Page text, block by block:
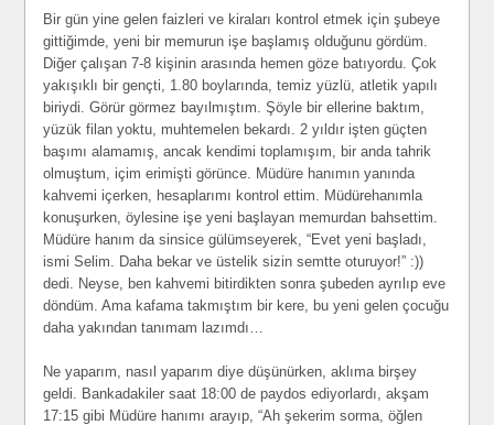
Bir gün yine gelen faizleri ve kiraları kontrol etmek için şubeye
gittiğimde, yeni bir memurun işe başlamış olduğunu gördüm.
Diğer çalışan 7-8 kişinin arasında hemen göze batıyordu. Çok
yakışıklı bir gençti, 1.80 boylarında, temiz yüzlü, atletik yapılı
biriydi. Görür görmez bayılmıştım. Şöyle bir ellerine baktım,
yüzük filan yoktu, muhtemelen bekardı. 2 yıldır işten güçten
başımı alamamış, ancak kendimi toplamışım, bir anda tahrik
olmuştum, içim erimişti görünce. Müdüre hanımın yanında
kahvemi içerken, hesaplarımı kontrol ettim. Müdürehanımla
konuşurken, öylesine işe yeni başlayan memurdan bahsettim.
Müdüre hanım da sinsice gülümseyerek, “Evet yeni başladı,
ismi Selim. Daha bekar ve üstelik sizin semtte oturuyor!” :))
dedi. Neyse, ben kahvemi bitirdikten sonra şubeden ayrılıp eve
döndüm. Ama kafama takmıştım bir kere, bu yeni gelen çocuğu
daha yakından tanımam lazımdı…
Ne yaparım, nasıl yaparım diye düşünürken, aklıma birşey
geldi. Bankadakiler saat 18:00 de paydos ediyorlardı, akşam
17:15 gibi Müdüre hanımı arayıp, “Ah şekerim sorma, öğlen